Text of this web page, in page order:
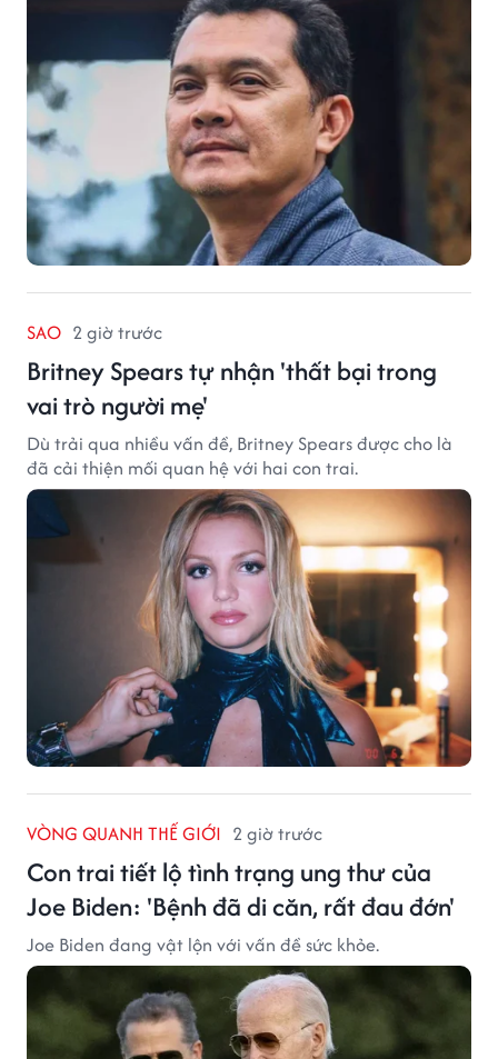
SAO 2 giờ trước
Britney Spears tự nhận 'thất bại trong
vai trò người mẹ'
Dù trải qua nhiều vấn đề, Britney Spears được cho là
đã cải thiện mối quan hệ với hai con trai.
VÒNG QUANH THẾ GIỚI 2 giờ trước
Con trai tiết lộ tình trạng ung thư của
Joe Biden: 'Bệnh đã di căn, rất đau đớn'
Joe Biden đang vật lộn với vấn đề sức khỏe.